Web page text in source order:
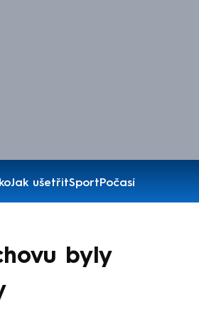
Jak ušetřitSportPočasí
byly